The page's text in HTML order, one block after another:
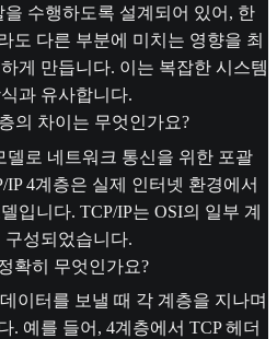
수행하도록 설계되어 있어, 한
도 다른 부분에 미치는 영향을 최
게 만듭니다. 이는 복잡한 시스템
과 유사합니다.
의 차이는 무엇인가요?
델로 네트워크 통신을 위한 포괄
4계층은 실제 인터넷 환경에서
입니다. TCP/IP는 OSI의 일부 계
성되었습니다.
확히 무엇인가요?
이터를 보낼 때 각 계층을 지나며
. 예를 들어, 4계층에서 TCP 헤더